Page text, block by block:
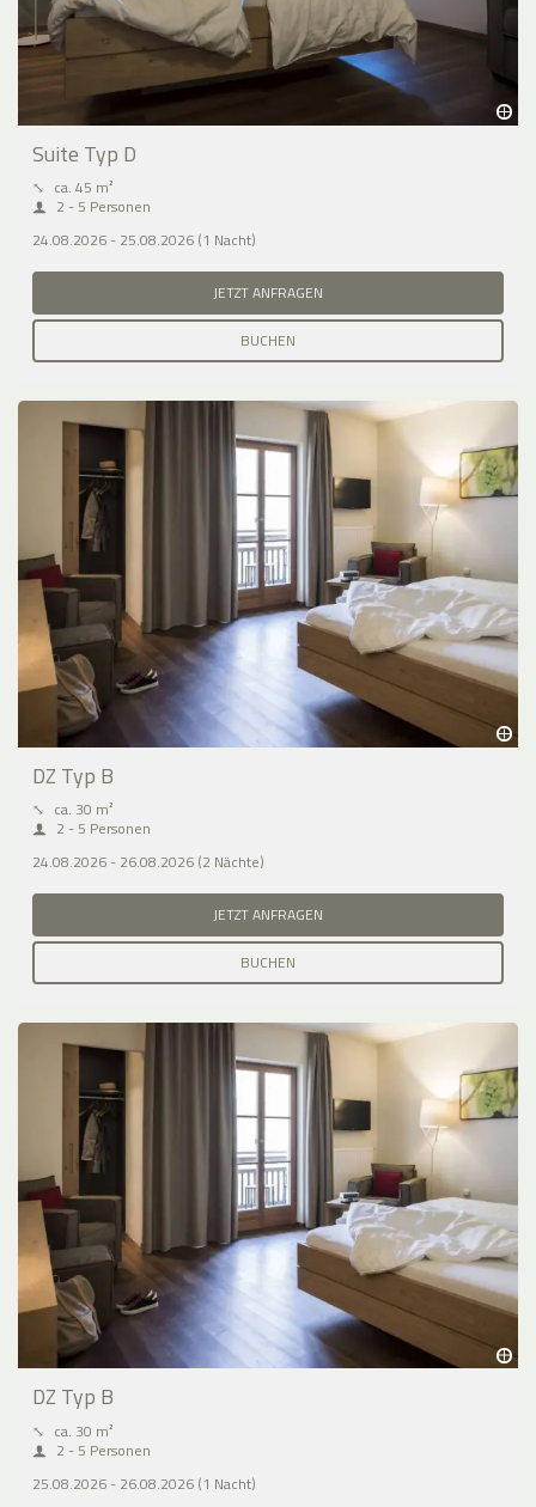
Suite Typ D
⤡ ca. 45 m²
2 - 5 Personen
24.08.2026 - 25.08.2026 (1 Nacht)
JETZT ANFRAGEN
BUCHEN
DZ Typ B
⤡ ca. 30 m²
2 - 5 Personen
24.08.2026 - 26.08.2026 (2 Nächte)
JETZT ANFRAGEN
BUCHEN
DZ Typ B
⤡ ca. 30 m²
2 - 5 Personen
25.08.2026 - 26.08.2026 (1 Nacht)